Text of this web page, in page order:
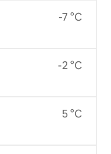
-7 °C
-2 °C
5 °C